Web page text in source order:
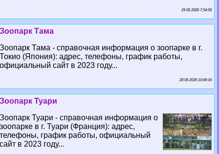
29 06 2026 7:54:58
Зоопарк Тама
Зоопарк Тама - справочная информация о зоопарке в г.
Токио (Япония): адрес, телефоны, график работы,
официальный сайт в 2023 году...
28 06 2026 10:49:16
Зоопарк Туари
Зоопарк Туари - справочная информация о
зоопарке в г. Туари (Франция): адрес,
телефоны, график работы, официальный
сайт в 2023 году...